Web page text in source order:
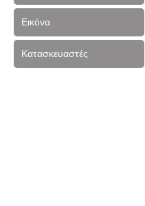
Εικόνα
Κατασκευαστές